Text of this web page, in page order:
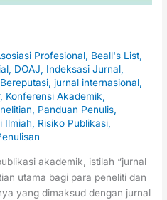
Profesional, Beall's List,
, DOAJ, Indeksasi Jurnal,
, jurnal internasional,
, Konferensi Akademik,
, Panduan Penulis,
Ilmiah, Risiko Publikasi,
akademik, istilah “jurnal
utama bagi para peneliti dan
yang dimaksud dengan jurnal